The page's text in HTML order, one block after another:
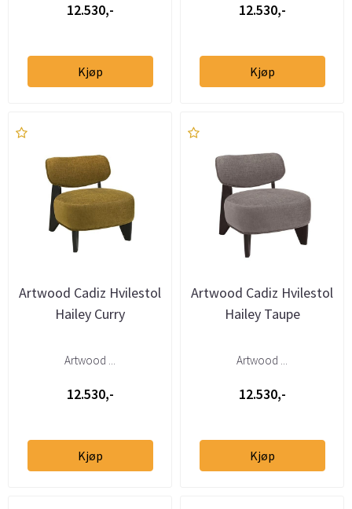
12.530,-
Kjøp
12.530,-
Kjøp
Artwood Cadiz Hvilestol
Hailey Curry
Artwood ...
12.530,-
Kjøp
Artwood Cadiz Hvilestol
Hailey Taupe
Artwood ...
12.530,-
Kjøp